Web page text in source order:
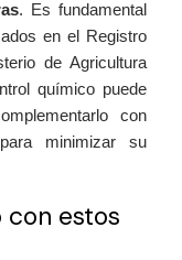
. Es fundamental
en el Registro
de Agricultura
químico puede
con
minimizar su
estos